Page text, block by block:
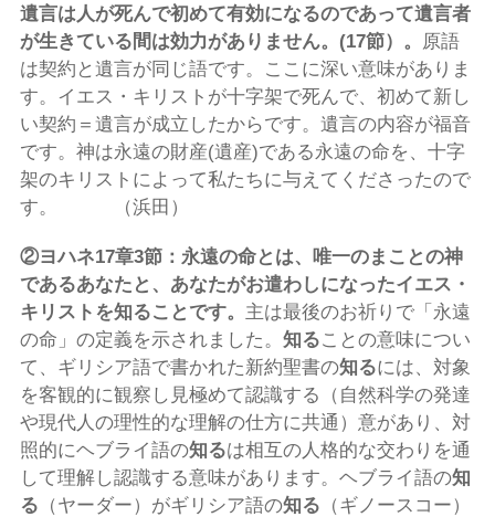
遺言は人が死んで初めて有効になるのであって遺言者
が生きている間は効力がありません。 (17節） 。 原語
は契約と遺言が同じ語です。ここに深い意味がありま
す。イエス・キリストが十字架で死んで、初めて新し
い契約＝遺言が成立したからです。遺言の内容が福音
です。神は永遠の財産(遺産)である永遠の命を、十字
架のキリストによって私たちに与えてくださったので
す。 （浜田）
②ヨハネ17章3節：永遠の命とは、唯一のまことの神
であるあなたと、あなたがお遣わしになったイエス・
キリストを知ることです。 主は最後のお祈りで「永遠
の命」の定義を示されました。知ることの意味につい
て、ギリシア語で書かれた新約聖書の知るには、対象
を客観的に観察し見極めて認識する（自然科学の発達
や現代人の理性的な理解の仕方に共通）意があり、対
照的にヘブライ語の知るは相互の人格的な交わりを通
して理解し認識する意味があります。ヘブライ語の知
る （ヤーダー）がギリシア語の知る （ギノースコー）